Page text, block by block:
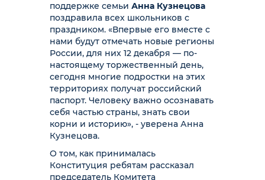
поддержке семьи Анна Кузнецова
поздравила всех школьников с
праздником. «Впервые его вместе с
нами будут отмечать новые регионы
России, для них 12 декабря — по-
настоящему торжественный день,
сегодня многие подростки на этих
территориях получат российский
паспорт. Человеку важно осознавать
себя частью страны, знать свои
корни и историю», - уверена Анна
Кузнецова.
О том, как принималась
Конституция ребятам рассказал
председатель Комитета